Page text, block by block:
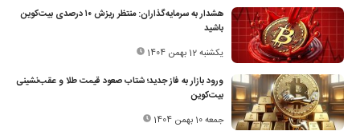
هشدار به سرمایه‌گذاران: منتظر ریزش ۱۰ درصدی بیت‌کوین
باشید
یکشنبه 12 بهمن 1404
ورود بازار به فاز جدید؛ شتاب صعود قیمت طلا و عقب‌نشینی
بیت‌کوین
جمعه 10 بهمن 1404